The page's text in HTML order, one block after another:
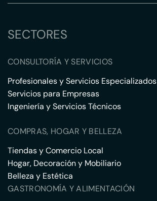
SECTORES
CONSULTORÍA Y SERVICIOS
Profesionales y Servicios Especializados
Servicios para Empresas
Ingeniería y Servicios Técnicos
COMPRAS, HOGAR Y BELLEZA
Tiendas y Comercio Local
Hogar, Decoración y Mobiliario
Belleza y Estética
GASTRONOMÍA Y ALIMENTACIÓN